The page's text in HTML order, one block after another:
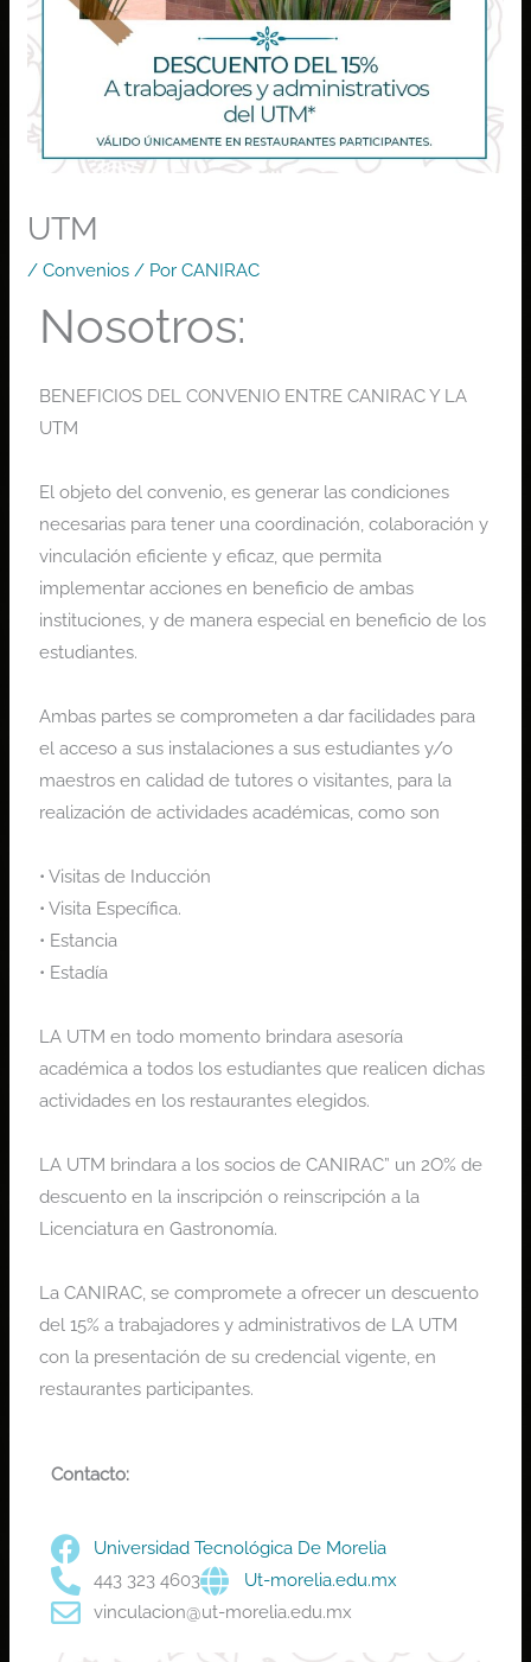
UTM
/Convenios / PorCANIRAC
Nosotros:
BENEFICIOS DEL CONVENIO ENTRE CANIRAC Y LA
UTM
El objeto del convenio, es generar las condiciones
necesarias para tener una coordinación, colaboración y
vinculación eficiente y eficaz, que permita
implementar acciones en beneficio de ambas
instituciones, y de manera especial en beneficio de los
estudiantes.
Ambas partes se comprometen a dar facilidades para
el acceso a sus instalaciones a sus estudiantes y/o
maestros en calidad de tutores o visitantes, para la
realización de actividades académicas, como son
• Visitas de Inducción
• Visita Específica.
• Estancia
• Estadía
LA UTM en todo momento brindara asesoría
académica a todos los estudiantes que realicen dichas
actividades en los restaurantes elegidos.
LA UTM brindara a los socios de CANIRAC” un 2O% de
descuento en la inscripción o reinscripción a la
Licenciatura en Gastronomía.
La CANIRAC, se compromete a ofrecer un descuento
del 15% a trabajadores y administrativos de LA UTM
con la presentación de su credencial vigente, en
restaurantes participantes.
Contacto:
Universidad Tecnológica De Morelia
443 323 4603
Ut-morelia.edu.mx
vinculacion@ut-morelia.edu.mx